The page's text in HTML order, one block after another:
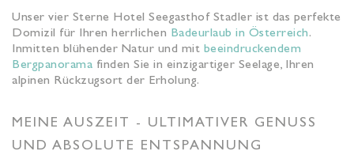
Unser vier Sterne Hotel Seegasthof Stadler ist das perfekte
Domizil für Ihren herrlichen Badeurlaub in Österreich
Inmitten blühender Natur und mit beeindruckendem
Bergpanorama finden Sie in einzigartiger Seelage, Ihren
alpinen Rückzugsort der Erholung.
MEINE AUSZEIT - ULTIMATIVER GENUSS
UND ABSOLUTE ENTSPANNUNG